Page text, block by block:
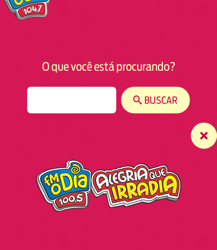
O que você está procurando?
BUSCAR